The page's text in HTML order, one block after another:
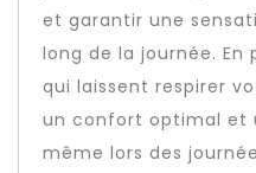
et garantir une
long de la journée.
qui laissent respirer
un confort optimal et
même lors des